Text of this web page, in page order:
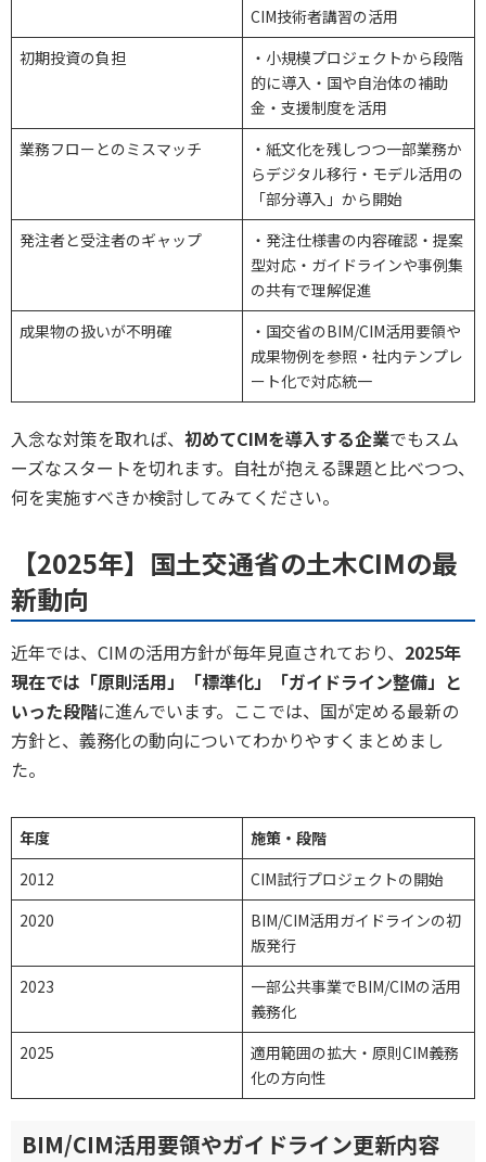
CIM技術者講習の活用
初期投資の負担
・小規模プロジェクトから段階
的に導入・国や自治体の補助
金・支援制度を活用
業務フローとのミスマッチ
・紙文化を残しつつ一部業務か
らデジタル移行・モデル活用の
「部分導入」から開始
発注者と受注者のギャップ
・発注仕様書の内容確認・提案
型対応・ガイドラインや事例集
の共有で理解促進
成果物の扱いが不明確
・国交省のBIM/CIM活用要領や
成果物例を参照・社内テンプレ
ート化で対応統一
入念な対策を取れば、 初めてCIMを導入する企業でもスム
ーズなスタートを切れます。自社が抱える課題と比べつつ、
何を実施すべきか検討してみてください。
【2025年】国土交通省の土木CIMの最
新動向
近年では、CIMの活用方針が毎年見直されており、 2025年
現在では「原則活用」「標準化」「ガイドライン整備」と
いった段階に進んでいます。ここでは、国が定める最新の
方針と、義務化の動向についてわかりやすくまとめまし
た。
年度
施策・段階
2012
CIM試行プロジェクトの開始
2020
BIM/CIM活用ガイドラインの初
版発行
2023
一部公共事業でBIM/CIMの活用
義務化
2025
適用範囲の拡大・原則CIM義務
化の方向性
BIM/CIM活用要領やガイドライン更新内容